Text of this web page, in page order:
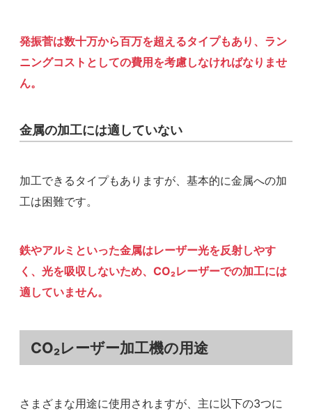
発振菅は数十万から百万を超えるタイプもあり、ラン
ニングコストとしての費用を考慮しなければなりませ
ん。
金属の加工には適していない
加工できるタイプもありますが、基本的に金属への加
工は困難です。
鉄やアルミといった金属はレーザー光を反射しやす
く、光を吸収しないため、CO₂レーザーでの加工には
適していません。
CO₂レーザー加工機の用途
さまざまな用途に使用されますが、主に以下の3つに